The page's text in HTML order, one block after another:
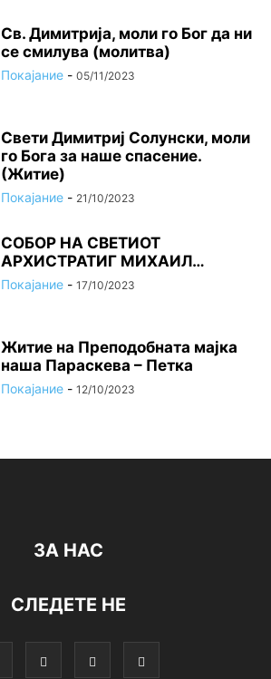
Св. Димитрија, моли го Бог да ни
се смилува (молитва)
Покајание - 05/11/2023
Свети Димитриј Солунски, моли
го Бога за наше спасение.
(Житие)
Покајание - 21/10/2023
СОБОР НА СВЕТИОТ
АРХИСТРАТИГ МИХАИЛ…
Покајание - 17/10/2023
Житие на Преподобната мајка
наша Параскева – Петка
Покајание - 12/10/2023
ЗА НАС
СЛЕДЕТЕ НЕ